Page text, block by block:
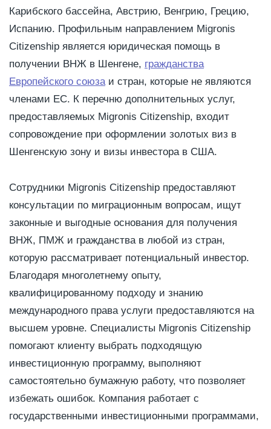
Карибского бассейна, Австрию, Венгрию, Грецию,
Испанию. Профильным направлением Migronis
Citizenship является юридическая помощь в
получении ВНЖ в Шенгене, гражданства
Европейского союзаи стран, которые не являются
членами ЕС. К перечню дополнительных услуг,
предоставляемых Migronis Citizenship, входит
сопровождение при оформлении золотых виз в
Шенгенскую зону и визы инвестора в США.
Сотрудники Migronis Citizenship предоставляют
консультации по миграционным вопросам, ищут
законные и выгодные основания для получения
ВНЖ, ПМЖ и гражданства в любой из стран,
которую рассматривает потенциальный инвестор.
Благодаря многолетнему опыту,
квалифицированному подходу и знанию
международного права услуги предоставляются на
высшем уровне. Специалисты Migronis Citizenship
помогают клиенту выбрать подходящую
инвестиционную программу, выполняют
самостоятельно бумажную работу, что позволяет
избежать ошибок. Компания работает с
государственными инвестиционными программами,